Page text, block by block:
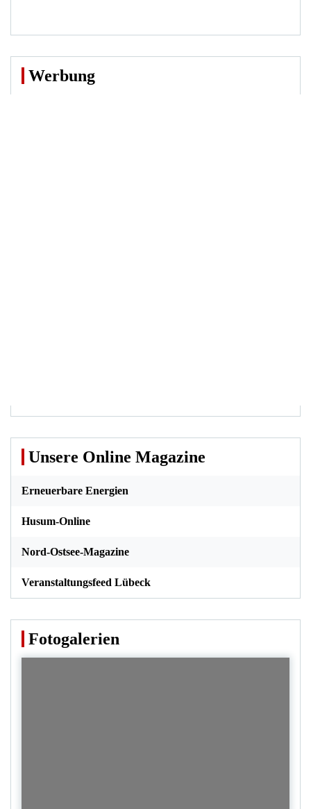
Werbung
Unsere Online Magazine
Erneuerbare Energien
Husum-Online
Nord-Ostsee-Magazine
Veranstaltungsfeed Lübeck
Fotogalerien